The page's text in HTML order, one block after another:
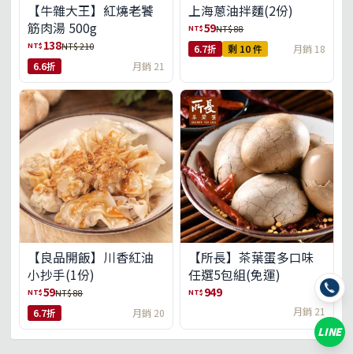
【牛雜大王】紅燒老饕
筋肉湯 500g
NT$ 138NT$ 210
6.6折 月銷 21
上海蔥油拌麵(2份)
NT$59NT$ 88
6.7折 剩 10 件 月銷 18
【良品開飯】川香紅油
小抄手(1份)
NT$59NT$ 88
6.7折 月銷 20
【所長】茶葉蛋多口味
任選5包組(免運)
NT$ 949
月銷 21
LINE